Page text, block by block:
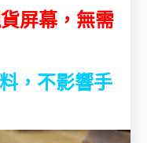
屏幕，無需
，不影響手